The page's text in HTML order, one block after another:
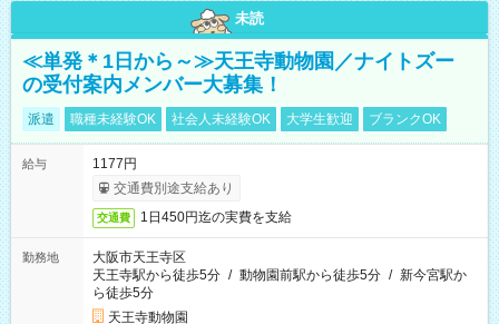
未読
≪単発＊1日から～≫天王寺動物園／ナイトズー
の受付案内メンバー大募集！
派遣 職種未経験OK 社会人未経験OK 大学生歓迎 ブランクOK
給与
1177円
交通費別途支給あり
交通費 1日450円迄の実費を支給
勤務地
大阪市天王寺区
天王寺駅から徒歩5分 / 動物園前駅から徒歩5分 / 新今宮駅か
ら徒歩5分
天王寺動物園